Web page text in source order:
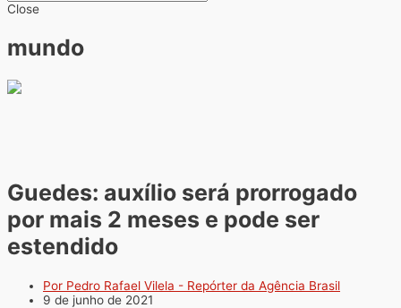
Close
mundo
Guedes: auxílio será prorrogado
por mais 2 meses e pode ser
estendido
Por Pedro Rafael Vilela - Repórter da Agência Brasil
9 de junho de 2021